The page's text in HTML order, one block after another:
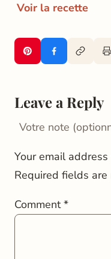
Voir la recette
Leave a Reply
Votre note
Your email
Required fields are
Comment*